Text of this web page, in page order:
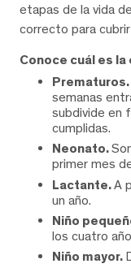
etapas de la vida
correcto para
Conoce cuál es
Prematuros.
semanas
subdivide en
cumplidas.
Neonato.
primer mes
Lactante.A
un año.
Niño
los cuatro
Niño mayor.